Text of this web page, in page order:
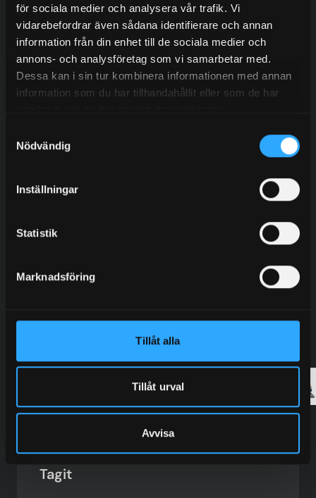
för sociala medier och analysera vår trafik. Vi
vidarebefordrar även sådana identifierare och annan
information från din enhet till de sociala medier och
annons- och analysföretag som vi samarbetar med.
Dessa kan i sin tur kombinera informationen med annan
information som du har tillhandahållit eller som de har
Nödvändig
Inställningar
Statistik
Marknadsföring
Tillåt alla
Tillåt urval
Avvisa
was also handled really well, which means that we are
more than satisfied with the cooperation with Granab
and think it has been fun to have you in the project.
Project management & responsible
purchaser
Tietoa projektista:
Järjestelmä:
S-7000N12, S-9000N NF25, S-9000N
Lattiajärjestelmä, jota käytettiin
JÄRJESTELMÄ 7000N
Tagit